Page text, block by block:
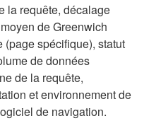
la requête, décalage
de Greenwich
(page spécifique), statut
de données
de la requête,
et environnement de
de navigation.